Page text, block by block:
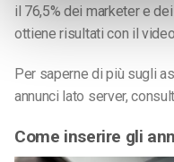
il 76,5% dei marketer e
ottiene risultati con il
Per saperne di più sugli
annunci lato server,
Come inserire gli